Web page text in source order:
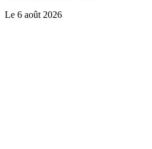
Le 6 août 2026